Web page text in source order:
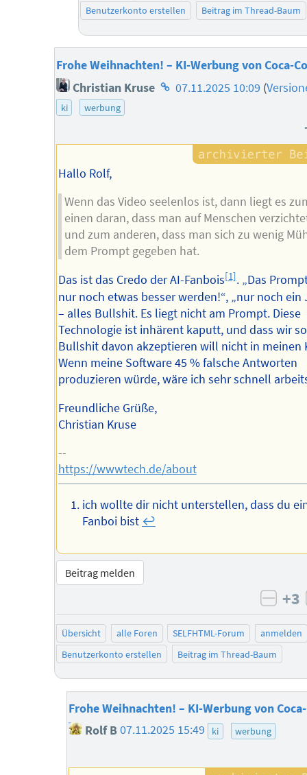
Benutzerkonto erstellen
Beitrag im Thread-Baum
Frohe Weihnachten! – KI-Werbung von Coca-
Christian Kruse Homepage
07.11.2025 10:09 (
ki werbung
Hallo Rolf,
Wenn das Video seelenlos ist, dann liegt es
einen daran, dass man auf Menschen
und zum anderen, dass man sich zu wenig
dem Prompt gegeben hat.
Das ist das Credo der AI-Fanbois[1]. „Das
nur noch etwas besser werden!“, „nur noch ein
– alles Bullshit. Es liegt nicht am Prompt. Diese
Technologie ist inhärent kaputt, und dass wir
Bullshit davon akzeptieren will nicht in meinen
Wenn meine Software 45 % falsche Antworten
produzieren würde, wäre ich sehr schnell
Freundliche Grüße,
Christian Kruse
--
https://wwwtech.de/about
ich wollte dir nicht unterstellen, dass du
Fanboi bist ↩︎
Beitrag melden
+3
Übersicht alle Foren SELFHTML-Forum
anmelden
Benutzerkonto erstellen
Beitrag im Thread-Baum
Frohe Weihnachten! – KI-Werbung von
Rolf B 07.11.2025 15:49 ki werbung